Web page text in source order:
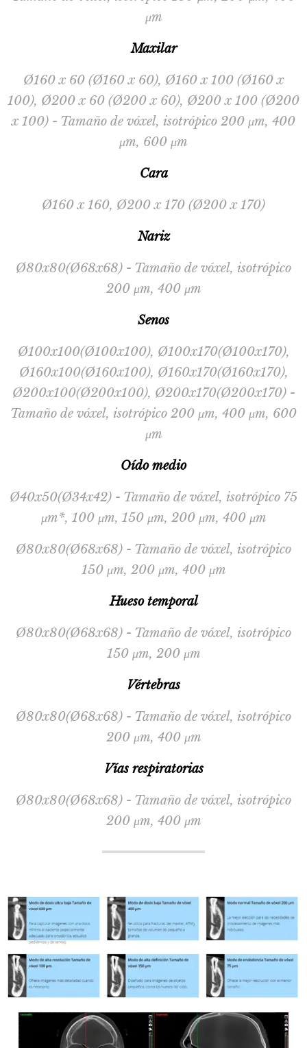
μm
Maxilar
Ø160 x 60 (Ø160 x 60), Ø160 x 100 (Ø160 x
100), Ø200 x 60 (Ø200 x 60), Ø200 x 100 (Ø200
x 100) - Tamaño de vóxel, isotrópico 200 μm, 400
μm, 600 μm
Cara
Ø160 x 160, Ø200 x 170 (Ø200 x 170)
Nariz
Ø80x80(Ø68x68) - Tamaño de vóxel, isotrópico
200 μm, 400 μm
Senos
Ø100x100(Ø100x100), Ø100x170(Ø100x170),
Ø160x100(Ø160x100), Ø160x170(Ø160x170),
Ø200x100(Ø200x100), Ø200x170(Ø200x170) -
Tamaño de vóxel, isotrópico 200 μm, 400 μm, 600
μm
Oído medio
Ø40x50(Ø34x42) - Tamaño de vóxel, isotrópico 75
μm*, 100 μm, 150 μm, 200 μm, 400 μm
Ø80x80(Ø68x68) - Tamaño de vóxel, isotrópico
150 μm, 200 μm, 400 μm
Hueso temporal
Ø80x80(Ø68x68) - Tamaño de vóxel, isotrópico
150 μm, 200 μm
Vértebras
Ø80x80(Ø68x68) - Tamaño de vóxel, isotrópico
200 μm, 400 μm
Vías respiratorias
Ø80x80(Ø68x68) - Tamaño de vóxel, isotrópico
200 μm, 400 μm